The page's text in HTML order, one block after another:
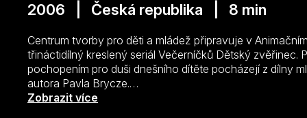
2006 | Česká republika | 8 min
Centrum tvorby pro děti a mládež připravuje v
třináctidílný kreslený seriál Večerníčků Dětský zvěřinec.
pochopením pro duši dnešního dítěte pocházejí z dílny
autora Pavla Brycze.
Příběhy vypráví komický človíček – ředitel Dětského
Zobrazit více